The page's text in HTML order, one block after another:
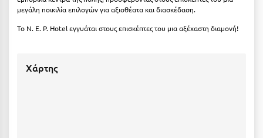
Κάρπαθος
Κάρυστος
μεγάλη ποικιλία επιλογών για αξιοθέατα και διασκέδαση.
Το N. E. P. Hotel εγγυάται στους επισκέπτες του μια αξέχαστη διαμονή!
Χάρτης